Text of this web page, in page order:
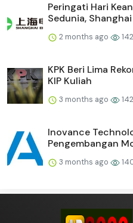
Peringati Hari
Sedunia,
2 months ago 142
KPK Beri Lima
KIP Kuliah
3 months ago 142
Inovance
Pengembangan
3 months ago